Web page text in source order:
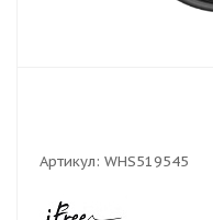
Артикул: WHS519545